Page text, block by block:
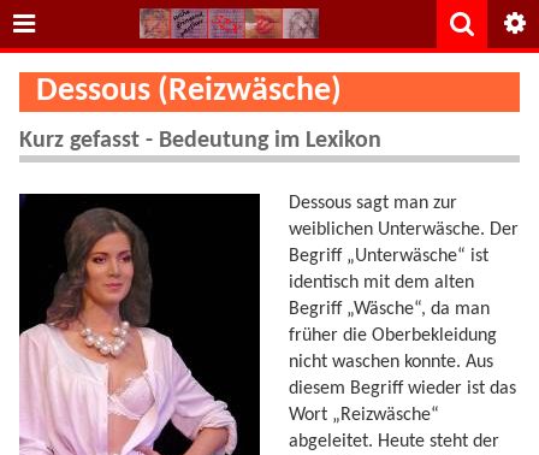
Dessous (Reizwäsche)
Kurz gefasst - Bedeutung im Lexikon
Dessous sagt man zur
weiblichen Unterwäsche. Der
Begriff „Unterwäsche“ ist
identisch mit dem alten
Begriff „Wäsche“, da man
früher die Oberbekleidung
nicht waschen konnte. Aus
diesem Begriff wieder ist das
Wort „Reizwäsche“
abgeleitet. Heute steht der